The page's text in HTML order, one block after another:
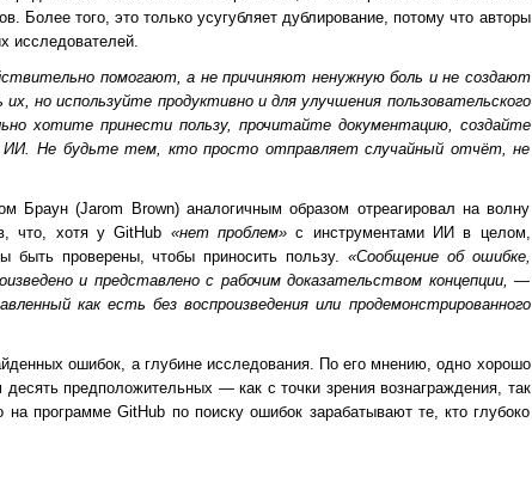
Более того, это только усугубляет дублирование, потому что авторы
исследователей.
помогают, а не причиняют ненужную боль и не создают
но используйте продуктивно и для улучшения пользовательского
хотите принести пользу, прочитайте документацию, создайте
Не будьте тем, кто просто отправляет случайный отчёт, не
Браун (Jarom Brown) аналогичным образом отреагировал на волну
что, хотя у GitHub «нет проблем»с инструментами ИИ в целом,
проверены, чтобы приносить пользу. «Сообщение об ошибке,
и представлено с рабочим доказательством концепции, —
как есть без воспроизведения или продемонстрированного
ошибок, а глубине исследования. По его мнению, одно хорошо
предположительных — как с точки зрения вознаграждения, так
программе GitHub по поиску ошибок зарабатывают те, кто глубоко